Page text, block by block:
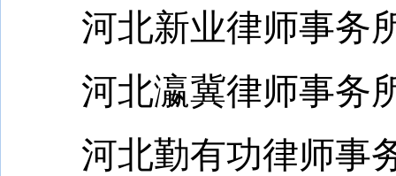
河北新业律师事务
河北瀛冀律师事务
河北勤有功律师事